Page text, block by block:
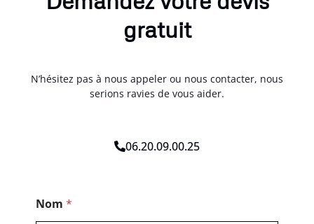
gratuit
N’hésitez pas à nous appeler ou nous contacter, nous
serions ravies de vous aider.
06.20.09.00.25
Nom *